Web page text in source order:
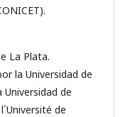
La Plata.
la Universidad de
de
de